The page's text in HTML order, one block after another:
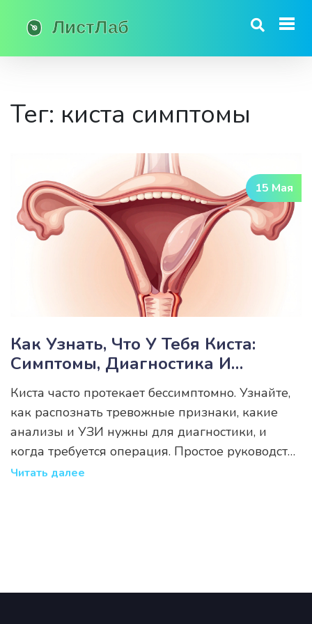
Тег: киста симптомы
15 Мая
Как Узнать, Что У Тебя Киста:
Симптомы, Диагностика И
Методы Лечения
Киста часто протекает бессимптомно. Узнайте,
как распознать тревожные признаки, какие
анализы и УЗИ нужны для диагностики, и
когда требуется операция. Простое руководство
по контролю здоровья.
Читать далее